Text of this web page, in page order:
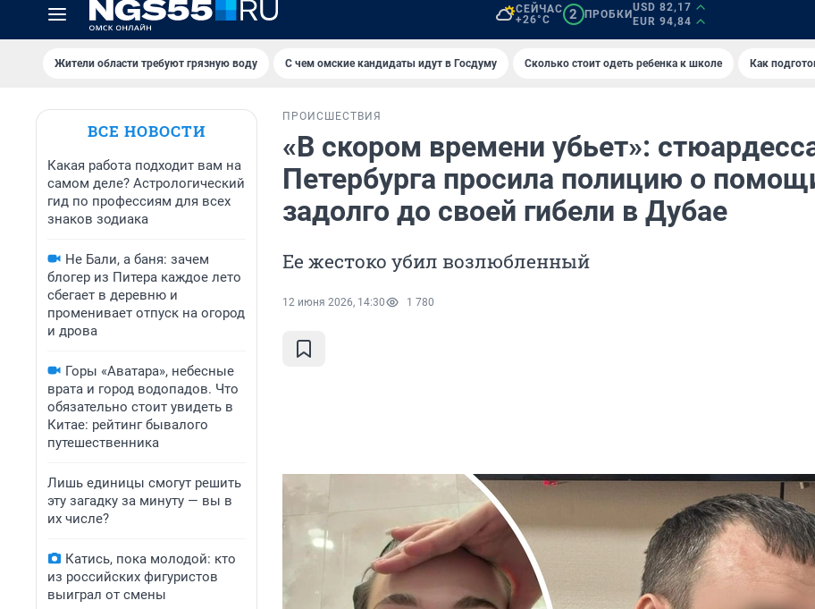
СЕЙЧАС
+26°C
2 ПРОБКИ
USD 82,17
EUR 94,84
Жители области требуют грязную воду С чем омские кандидаты идут в Госдуму Сколько стоит одеть ребенка к школе Как
ВСЕ НОВОСТИ
Какая работа подходит вам на
самом деле? Астрологический
гид по профессиям для всех
знаков зодиака
Не Бали, а баня: зачем
блогер из Питера каждое лето
сбегает в деревню и
променивает отпуск на огород
и дрова
Горы «Аватара», небесные
врата и город водопадов. Что
обязательно стоит увидеть в
Китае: рейтинг бывалого
путешественника
Лишь единицы смогут решить
эту загадку за минуту — вы в
их числе?
Катись, пока молодой: кто
из российских фигуристов
выиграл от смены
ПРОИСШЕСТВИЯ
«В скором времени убьет»:
Петербурга просила полицию о
задолго до своей гибели в Дубае
Ее жестоко убил возлюбленный
12 июня 2026, 14:30 1 780